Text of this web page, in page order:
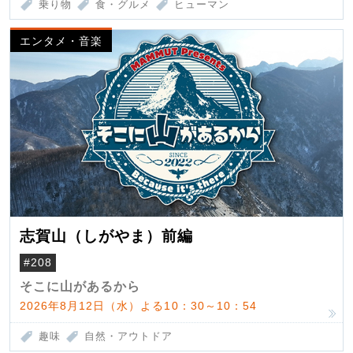
乗り物 食・グルメ ヒューマン
エンタメ・音楽
志賀山（しがやま）前編
#208
そこに山があるから
2026年8月12日（水）よる10：30～10：54
趣味 自然・アウトドア